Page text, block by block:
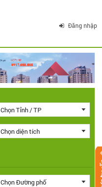
Đăng nhập
Chọn Tỉnh / TP
Chọn diện tích
Chọn Đường phố